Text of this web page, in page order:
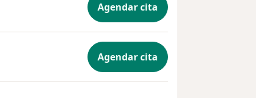
Agendar cita
Agendar cita